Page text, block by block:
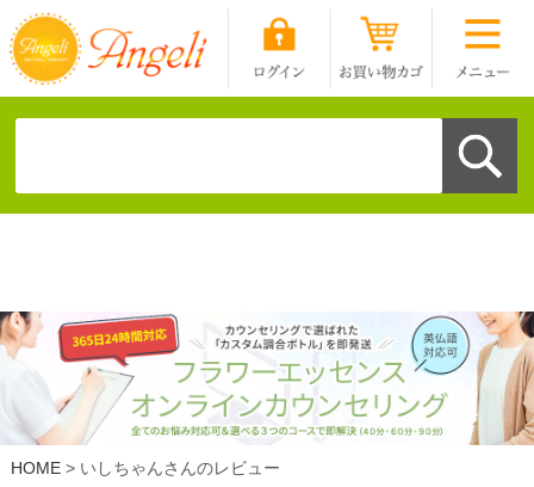
HOME いしちゃんさんのレビュー